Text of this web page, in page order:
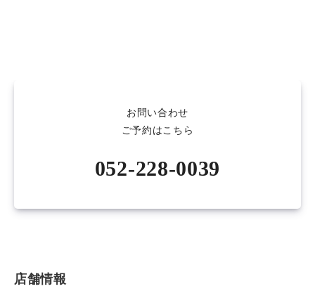
お問い合わせ
ご予約はこちら
052-228-0039
店舗情報